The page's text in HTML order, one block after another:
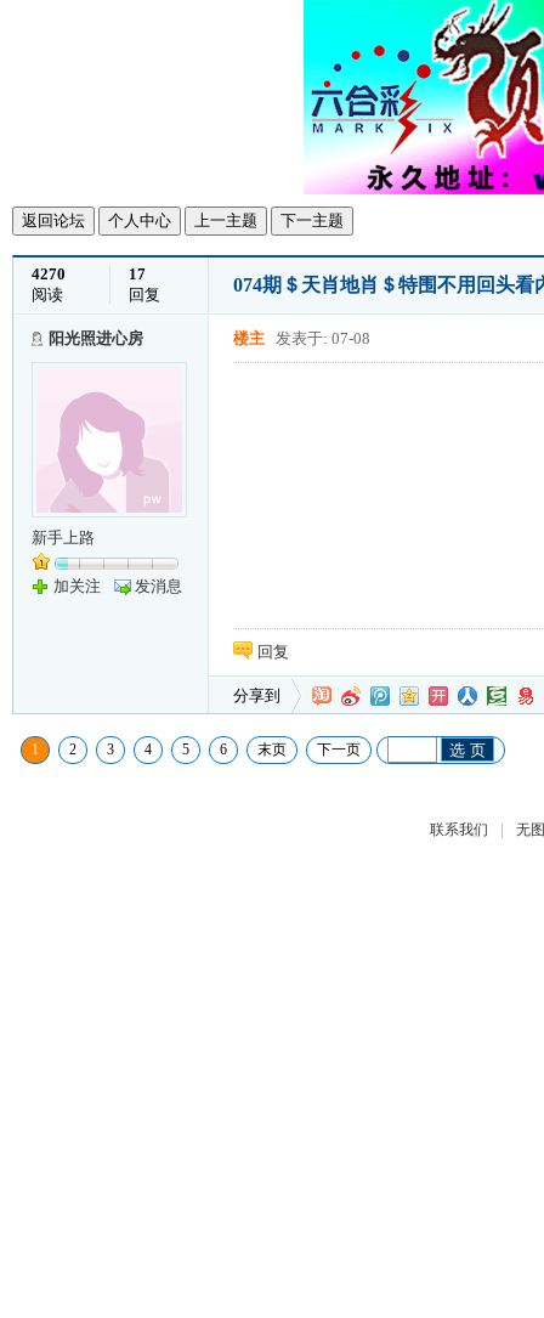
返回论坛 个人中心 上一主题 下一主题
4270
阅读
17
回复
074期＄天肖地肖＄特围不用回头
阳光照进心房
新手上路
加关注 发消息
楼主 发表于: 07-08
回复
分享到
1 2 3 4 5 6 末页 下一页 选 页
联系我们 | 无